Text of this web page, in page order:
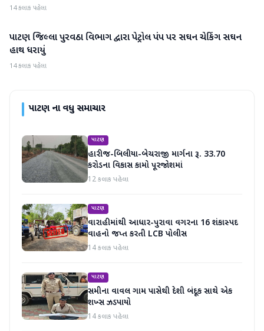
14 કલાક પહેલા
પાટણ
પાટણ જિલ્લા પુરવઠા વિભાગ દ્વારા પેટ્રોલ પંપ પર સઘન ચેકિંગ સઘન
હાથ ધરાયું
14 કલાક પહેલા
પાટણના વધુ સમાચાર
પાટણ
હારીજ-બિલીયા-બેચરાજી માર્ગના રૂ. 33.70
કરોડના વિકાસ કામો પૂરજોશમાં
12 કલાક પહેલા
પાટણ
વારાહીમાંથી આધાર-પુરાવા વગરના 16 શંકાસ્પદ
વાહનો જપ્ત કરતી LCB પોલીસ
14 કલાક પહેલા
પાટણ
સમીના વાવલ ગામ પાસેથી દેશી બંદૂક સાથે એક
શખ્સ ઝડપાયો
14 કલાક પહેલા